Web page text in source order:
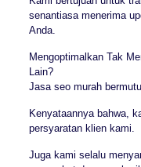
senantiasa menerima
Anda.
Mengoptimalkan Tak
Lain?
Jasa seo murah
Kenyataannya bahwa,
persyaratan klien kami.
Juga kami selalu